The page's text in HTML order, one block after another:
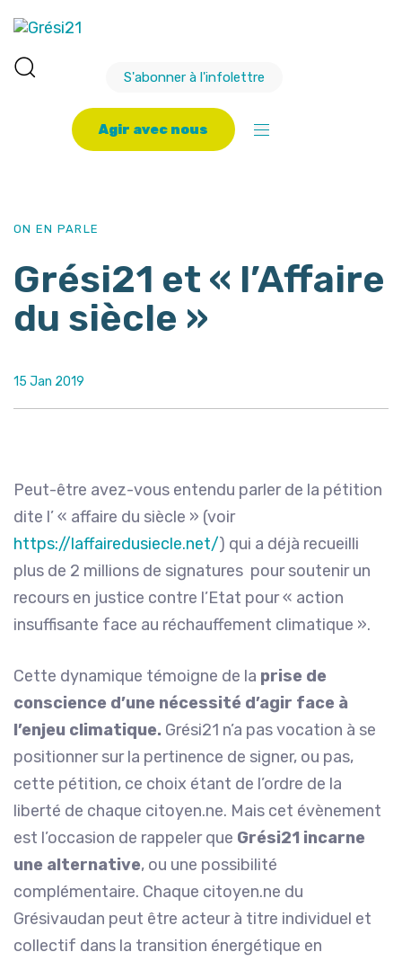
S'abonner à l'infolettre
Agir avec nous
ON EN PARLE
Grési21 et « l’Affaire
du siècle »
15 Jan 2019
Peut-être avez-vous entendu parler de la pétition
dite l’ « affaire du siècle » (voir
https://laffairedusiecle.net/) qui a déjà recueilli
plus de 2 millions de signatures pour soutenir un
recours en justice contre l’Etat pour « action
insuffisante face au réchauffement climatique ».
Cette dynamique témoigne de la prise de
conscience d’une nécessité d’agir face à
l’enjeu climatique. Grési21 n’a pas vocation à se
positionner sur la pertinence de signer, ou pas,
cette pétition, ce choix étant de l’ordre de la
liberté de chaque citoyen.ne. Mais cet évènement
est l’occasion de rappeler que Grési21 incarne
une alternative, ou une possibilité
complémentaire. Chaque citoyen.ne du
Grésivaudan peut être acteur à titre individuel et
collectif dans la transition énergétique en